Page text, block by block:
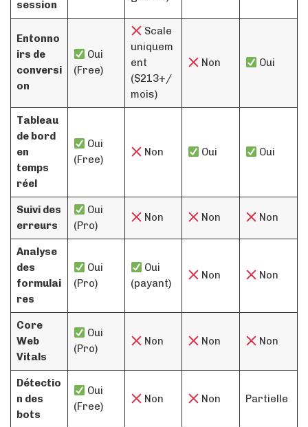
session
Entonno
irs de
conversi
on
Oui
(Free)
Scale
uniquem
ent
($213+/
mois)
Non Oui
Tableau
de bord
en
temps
réel
Oui
(Free)
Non Oui Oui
Suivi des
erreurs
Oui
(Pro)
Non Non Non
Analyse
des
formulai
res
Oui
(Pro)
Oui
(payant)
Non Non
Core
Web
Vitals
Oui
(Pro)
Non Non Non
Détectio
n des
bots
Oui
(Free)
Non Non Partielle